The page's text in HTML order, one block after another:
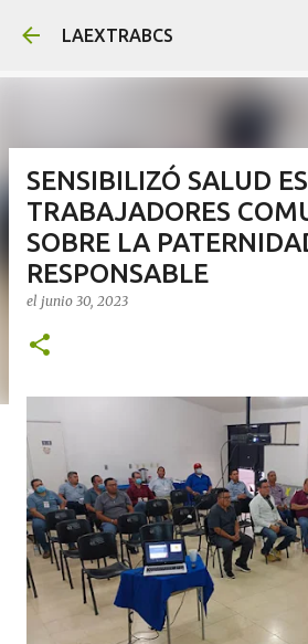
Ir al contenido
LAEXTRABCS
SENSIBILIZÓ SALUD
TRABAJADORES
SOBRE LA
RESPONSABLE
el junio 30, 2023